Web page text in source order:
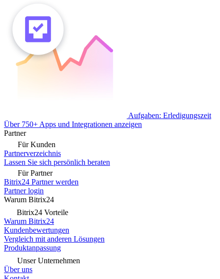
Aufgaben: Erledigungszeit
Über 750+ Apps und Integrationen anzeigen
Partner
Für Kunden
Partnerverzeichnis
Lassen Sie sich persönlich beraten
Für Partner
Bitrix24 Partner werden
Partner login
Warum Bitrix24
Bitrix24 Vorteile
Warum Bitrix24
Kundenbewertungen
Vergleich mit anderen Lösungen
Produktanpassung
Unser Unternehmen
Über uns